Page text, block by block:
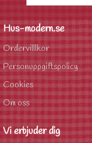
Hus-modern.se
Ordervilllkor
Personuppgiftspolicy
Cookies
Om oss
Vi erbjuder dig